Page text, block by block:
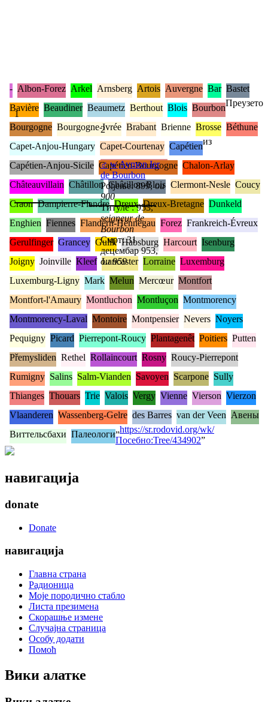
1
2
♂ wAymon Ier
de Bourbon
Рођење: 899,ou
900
Титуле : 953,
seigneur de
Bourbon
Смрт: 31
децембар 953,
ou 959
- Albon-Forez Arkel Arnsberg Artois Auvergne Bar Bastet
Bavière Beaudiner Beaumetz Berthout Blois Bourbon
Bourgogne Bourgogne-Ivrée Brabant Brienne Brosse Béthune
Capet-Anjou-Hungary Capet-Courtenay Capétien
Capétien-Anjou-Sicile Capétien-Bourgogne Chalon-Arlay
Châteauvillain Châtillon Châtillon-Blois Clermont-Nesle Coucy
Craon Dampierre-Flandre Dreux Dreux-Bretagne Dunkeld
Enghien Fiennes Flandern-Hennegau Forez Frankreich-Évreux
Gerulfinger Grancey Gulik Habsburg Harcourt Isenburg
Joigny Joinville Kleef Lancaster Lorraine Luxemburg
Luxemburg-Ligny Mark Melun Mercœur Montfort
Montfort-l'Amaury Montluchon Montluçon Montmorency
Montmorency-Laval Montoire Montpensier Nevers Noyers
Pequigny Picard Pierrepont-Roucy Plantagenêt Poitiers Putten
Přemysliden Rethel Rollaincourt Rosny Roucy-Pierrepont
Rumigny Salins Salm-Vianden Savoyen Scarpone Sully
Thianges Thouars Trie Valois Vergy Vienne Vierson Vierzon
Vlaanderen Wassenberg-Gelre des Barres van der Veen Авены
Виттельсбахи Палеологи
Преузето
из
„https://sr.rodovid.org/wk/
Посебно:Tree/434902”
навигација
donate
Donate
навигација
Главна страна
Радионица
Моје породично стабло
Листа презимена
Скорашње измене
Случајна страница
Особу додати
Помоћ
Вики алатке